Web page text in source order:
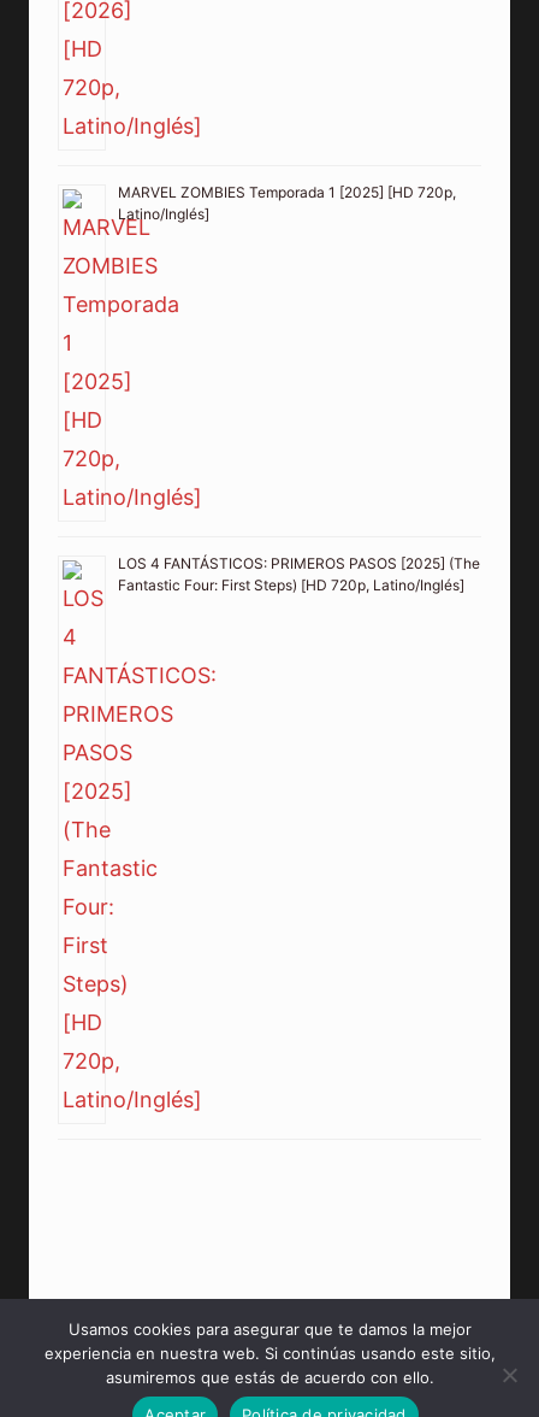
MARVEL ZOMBIES Temporada 1 [2025] [HD 720p,
Latino/Inglés]
LOS 4 FANTÁSTICOS: PRIMEROS PASOS [2025] (The
Fantastic Four: First Steps) [HD 720p, Latino/Inglés]
© 2026 PeliculasMP4HD Sitio creado para tí.
Usamos cookies para asegurar que te damos la mejor
experiencia en nuestra web. Si continúas usando este sitio,
asumiremos que estás de acuerdo con ello.